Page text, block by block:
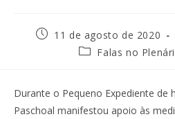
11 de agosto de 2020
Falas no
Durante o Pequeno Expediente de
Paschoal manifestou apoio às